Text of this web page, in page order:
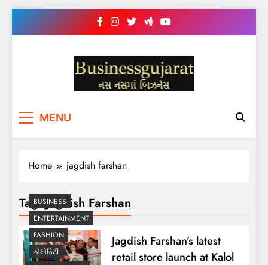
BUSINESS GUJARAT
MENU
Home jagdish farshan
Tag:Jagdish Farshan
BUSINESS
ENTERTAINMENT
FASHION
કોમોડિટી
Jagdish Farshan’s latest
retail store launch at Kalol